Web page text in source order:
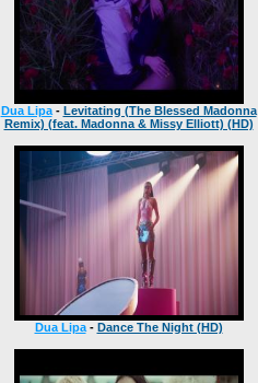
Dua Lipa- Levitating (The Blessed Madonna
Remix) (feat. Madonna & Missy Elliott) (HD)
Dua Lipa- Dance The Night (HD)